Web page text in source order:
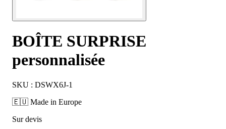
BOÎTE SURPRISE
personnalisée
SKU : DSWX6J-1
🇪🇺 Made in Europe
Sur devis